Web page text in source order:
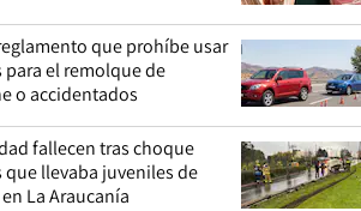
que prohíbe usar
para el remolque de
o accidentados
fallecen tras choque
llevaba juveniles de
La Araucanía